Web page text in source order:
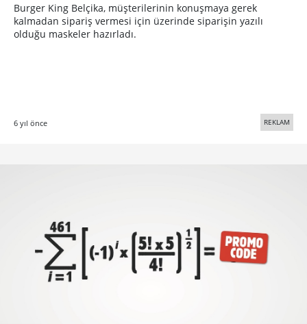
Burger King Belçika, müşterilerinin konuşmaya gerek
kalmadan sipariş vermesi için üzerinde siparişin yazılı
olduğu maskeler hazırladı.
6 yıl önce REKLAM